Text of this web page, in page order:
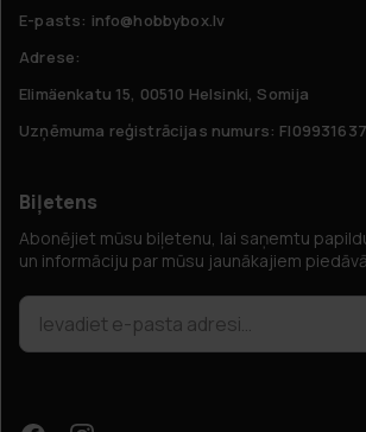
E-pasts: info@hobbybox.lv
Adrese:
Elimäenkatu 15, 00510 Helsinki, Somija
Uzņēmuma reģistrācijas numurs: FI09931637
Biļetens
Abonējiet mūsu biļetenu, lai saņemtu
un informāciju par mūsu jaunākajiem